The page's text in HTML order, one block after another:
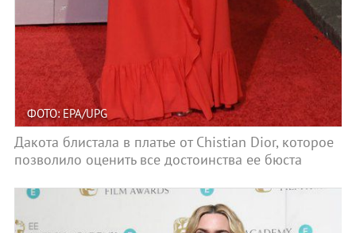
ФОТО: EPA/UPG
Дакота блистала в платье от Chistian Dior, которое
позволило оценить все достоинства ее бюста